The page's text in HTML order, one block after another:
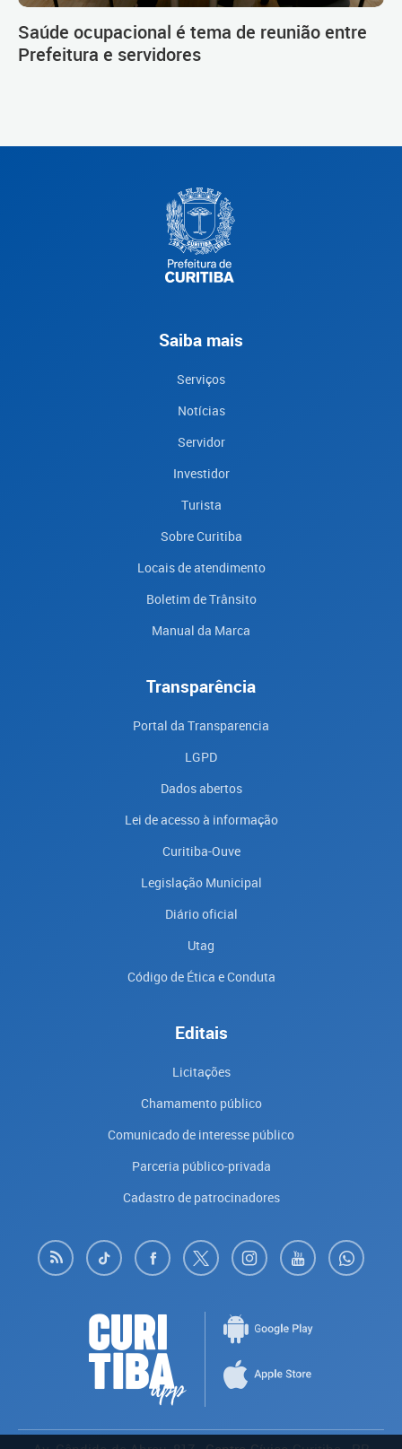
Saúde ocupacional é tema de reunião entre
Prefeitura e servidores
Saiba mais
Serviços
Notícias
Servidor
Investidor
Turista
Sobre Curitiba
Locais de atendimento
Boletim de Trânsito
Manual da Marca
Transparência
Portal da Transparencia
LGPD
Dados abertos
Lei de acesso à informação
Curitiba-Ouve
Legislação Municipal
Diário oficial
Utag
Código de Ética e Conduta
Editais
Licitações
Chamamento público
Comunicado de interesse público
Parceria público-privada
Cadastro de patrocinadores